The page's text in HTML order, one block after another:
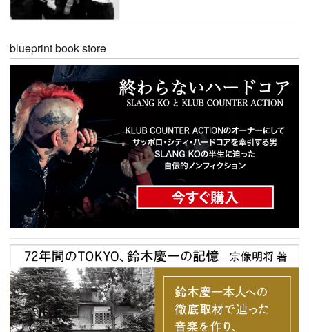
blueprint book store